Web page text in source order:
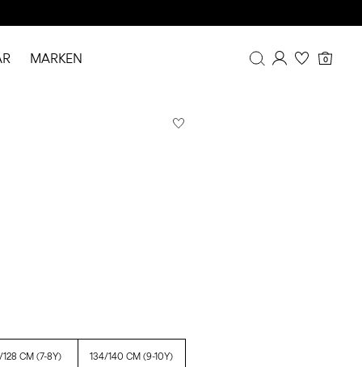
0
MARKEN
128 CM (7-8Y) 134/140 CM (9-10Y)